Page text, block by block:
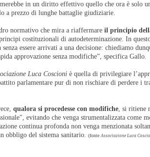
in un diritto effettivo quello che ora è solo
a prezzo di lunghe battaglie giudiziarie.
normativo che mira a riaffermare il principio
costituzionali di autodeterminazione. In
essere arrivati a una decisione: chiediamo
approvazione senza modifiche”, specifica Gallo.
Luca Coscioni è quella di privilegiare
parlamentare pur di non rischiare di perdere i
qualora si procedesse con modifiche, si ritiene
evitando che venga strumentalizzata come
continua profonda non venga menzionata
obbligo del sistema sanitario. (fonteAssociazione Luca